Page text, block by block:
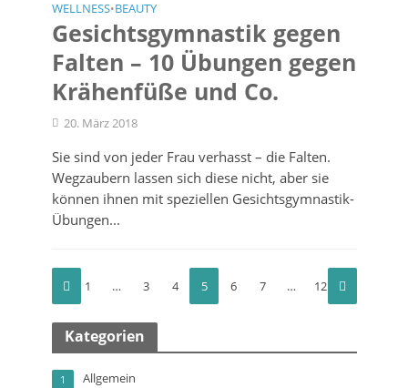
WELLNESS•BEAUTY
Gesichtsgymnastik gegen
Falten – 10 Übungen gegen
Krähenfüße und Co.
20. März 2018
Sie sind von jeder Frau verhasst – die Falten.
Wegzaubern lassen sich diese nicht, aber sie
können ihnen mit speziellen Gesichtsgymnastik-
Übungen...
1 … 3 4 5 6 7 … 12
Kategorien
Allgemein
1